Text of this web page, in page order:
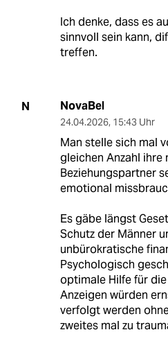
Ich denke, dass es
sinnvoll sein kann,
treffen.
N NovaBel
24.04.2026, 15:43 Uhr
Man stelle sich mal
gleichen Anzahl ihre
Beziehungspartner
emotional
Es gäbe längst
Schutz der Männer
unbürokratische
Psychologisch
optimale Hilfe für
Anzeigen würden
verfolgt werden
zweites mal zu